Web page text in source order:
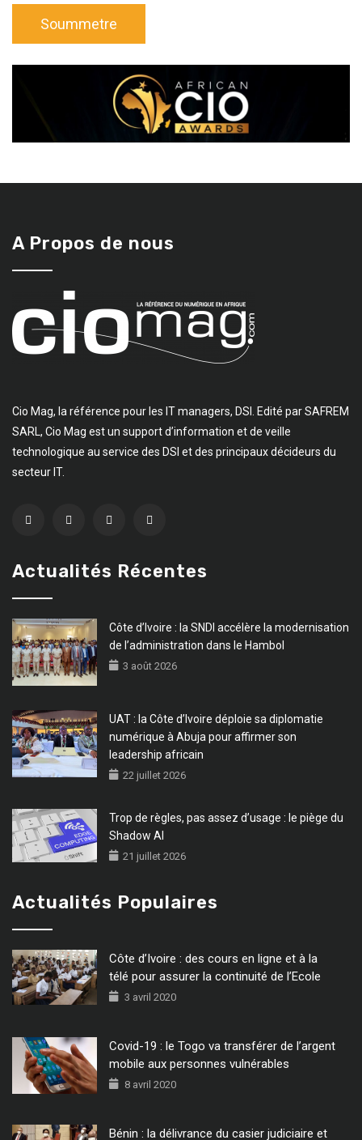
A Propos de nous
Cio Mag, la référence pour les IT managers, DSI. Edité par SAFREM
SARL, Cio Mag est un support d’information et de veille
technologique au service des DSI et des principaux décideurs du
secteur IT.
Actualités Récentes
Côte d’Ivoire : la SNDI accélère la modernisation
de l’administration dans le Hambol
3 août 2026
UAT : la Côte d’Ivoire déploie sa diplomatie
numérique à Abuja pour affirmer son
leadership africain
22 juillet 2026
Trop de règles, pas assez d’usage : le piège du
Shadow AI
21 juillet 2026
Actualités Populaires
Côte d’Ivoire : des cours en ligne et à la
télé pour assurer la continuité de l’Ecole
3 avril 2020
Covid-19 : le Togo va transférer de l’argent
mobile aux personnes vulnérables
8 avril 2020
Bénin : la délivrance du casier judiciaire et